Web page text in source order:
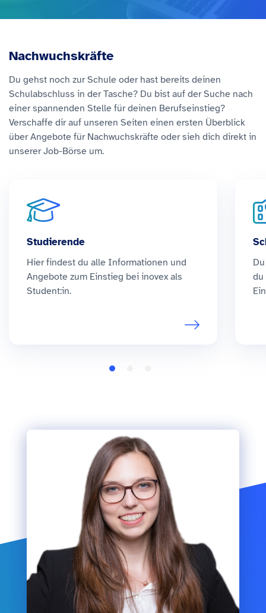
Nachwuchskräfte
Du gehst noch zur Schule oder hast bereits deinen
Schulabschluss in der Tasche? Du bist auf der Suche nach
einer spannenden Stelle für deinen Berufseinstieg?
Verschaffe dir auf unseren Seiten einen ersten Überblick
über Angebote für Nachwuchskräfte oder sieh dich direkt in
unserer Job-Börse um.
Studierende
Hier findest du alle Informationen und
Angebote zum Einstieg bei inovex als
Student:in.
du